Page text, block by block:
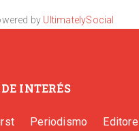
by UltimatelySocial
INTERÉS
Periodismo